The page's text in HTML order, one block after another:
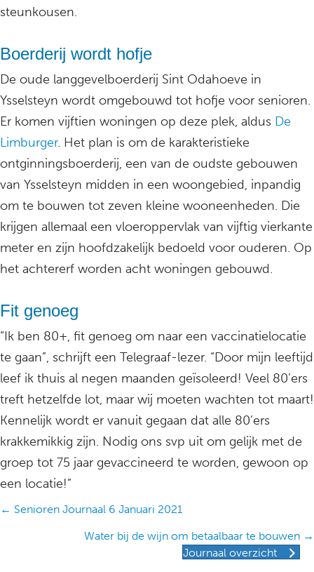
steunkousen.
Boerderij wordt hofje
De oude langgevelboerderij Sint Odahoeve in
Ysselsteyn wordt omgebouwd tot hofje voor senioren.
Er komen vijftien woningen op deze plek, aldus De
Limburger. Het plan is om de karakteristieke
ontginningsboerderij, een van de oudste gebouwen
van Ysselsteyn midden in een woongebied, inpandig
om te bouwen tot zeven kleine wooneenheden. Die
krijgen allemaal een vloeroppervlak van vijftig vierkante
meter en zijn hoofdzakelijk bedoeld voor ouderen. Op
het achtererf worden acht woningen gebouwd.
Fit genoeg
“Ik ben 80+, fit genoeg om naar een vaccinatielocatie
te gaan”, schrijft een Telegraaf-lezer. “Door mijn leeftijd
leef ik thuis al negen maanden geïsoleerd! Veel 80’ers
treft hetzelfde lot, maar wij moeten wachten tot maart!
Kennelijk wordt er vanuit gegaan dat alle 80’ers
krakkemikkig zijn. Nodig ons svp uit om gelijk met de
groep tot 75 jaar gevaccineerd te worden, gewoon op
een locatie!”
Posts
← Senioren Journaal 6 Januari 2021
Water bij de wijn om betaalbaar te bouwen →
Journaal overzicht